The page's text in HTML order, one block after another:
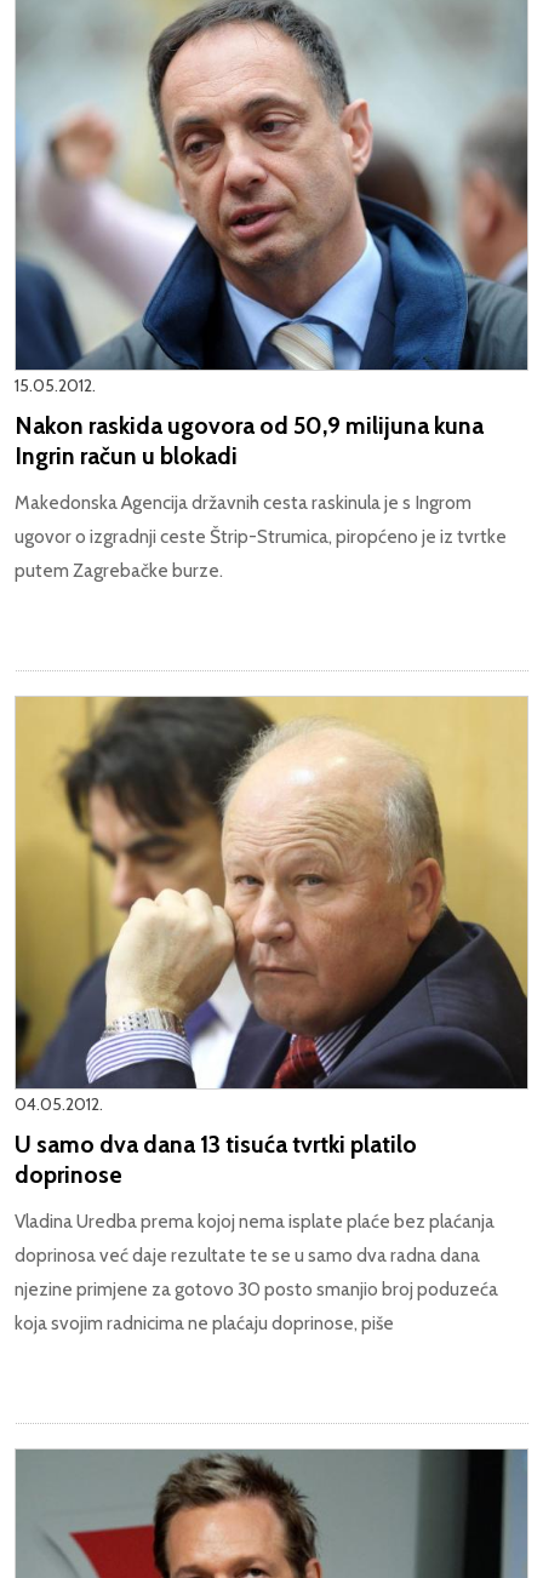
15.05.2012.
Nakon raskida ugovora od 50,9 milijuna kuna
Ingrin račun u blokadi
Makedonska Agencija državnih cesta raskinula je s Ingrom
ugovor o izgradnji ceste Štrip-Strumica, piropćeno je iz tvrtke
putem Zagrebačke burze.
04.05.2012.
U samo dva dana 13 tisuća tvrtki platilo
doprinose
Vladina Uredba prema kojoj nema isplate plaće bez plaćanja
doprinosa već daje rezultate te se u samo dva radna dana
njezine primjene za gotovo 30 posto smanjio broj poduzeća
koja svojim radnicima ne plaćaju doprinose, piše